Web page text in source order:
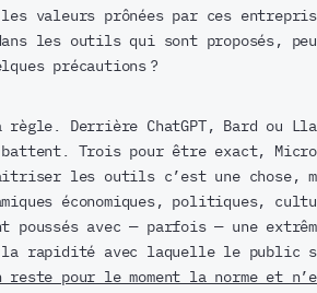
valeurs prônées par ces
les outils qui sont proposés,
précautions ?
règle. Derrière ChatGPT, Bard ou
Trois pour être exact,
les outils c’est une chose,
économiques, politiques,
poussés avec — parfois — une
rapidité avec laquelle le public
reste pour le moment la norme et